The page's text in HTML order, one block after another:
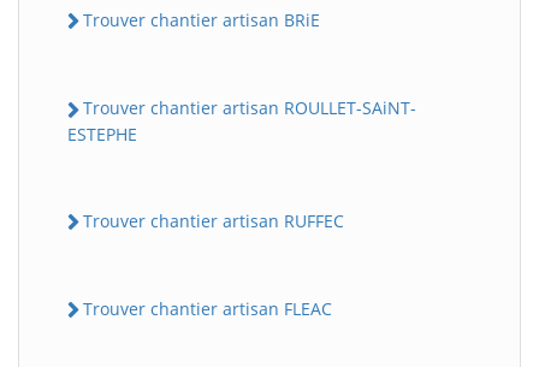
Trouver chantier artisan BRiE
Trouver chantier artisan ROULLET-SAiNT-
ESTEPHE
Trouver chantier artisan RUFFEC
Trouver chantier artisan FLEAC